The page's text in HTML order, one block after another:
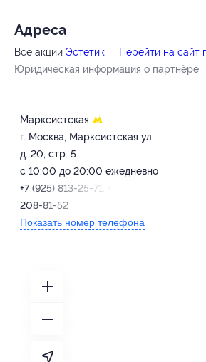
Адресa
Все акции Эстетик
Перейти на сайт
Юридическая информация о партнёре
Марксистская
г. Москва, Марксистская ул.,
д. 20, стр. 5
с 10:00 до 20:00 ежедневно
+7 (925) 813-25-71, +7 (991)
208-81-52
Показать номер телефона